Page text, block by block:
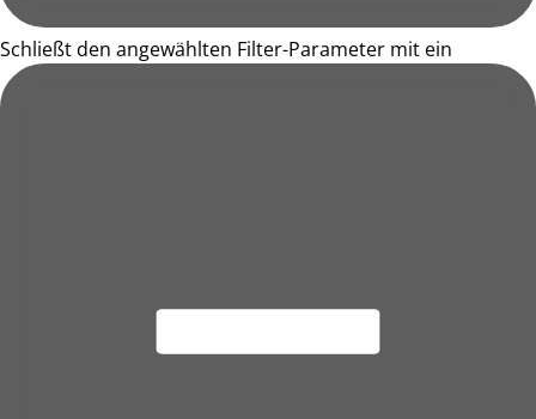
Schließt den angewählten Filter-Parameter mit ein